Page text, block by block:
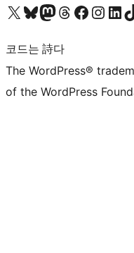
X(이전 트위터) 계정 방문하기블루스카이 계정 방문하기마스토돈 계정 방문하기스레드 계정 방문하기 페이스북 페이지 방문하기인스타그램 계정 방문하기 LinkedIn 계정 방문하기틱톡 계
코드는 詩다
The WordPress®
of the WordPress